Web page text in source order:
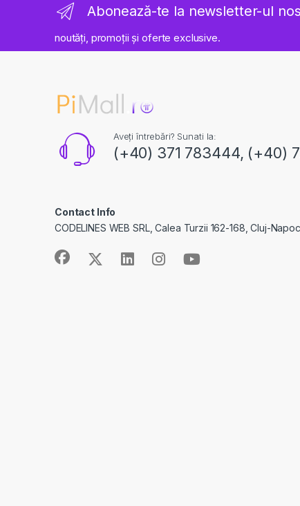
Abonează-te la newsletter-ul
noutăți, promoții și oferte exclusive.
Aveți întrebări? Sunati la:
(+40) 371 783444, (+40)
Contact Info
CODELINES WEB SRL, Calea Turzii 162-168, Cluj-